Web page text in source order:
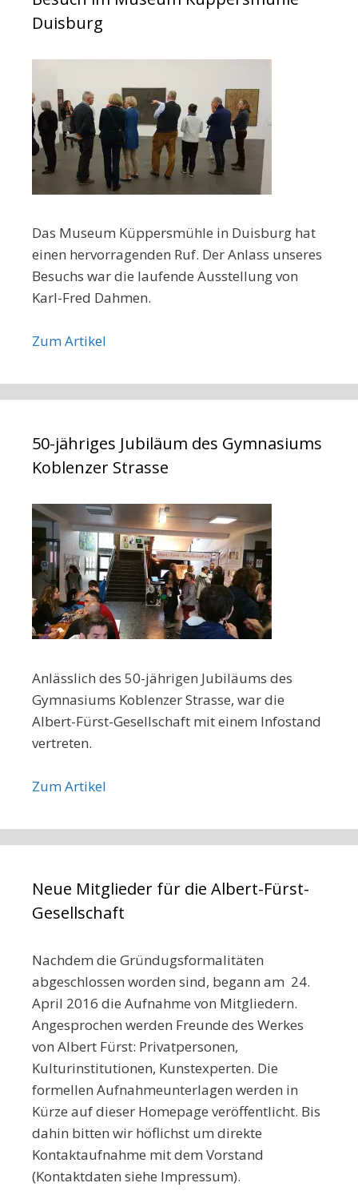
Duisburg
Das Museum Küppersmühle in Duisburg hat
einen hervorragenden Ruf. Der Anlass unseres
Besuchs war die laufende Ausstellung von
Karl-Fred Dahmen.
Zum Artikel
50-jähriges Jubiläum des Gymnasiums
Koblenzer Strasse
Anlässlich des 50-jährigen Jubiläums des
Gymnasiums Koblenzer Strasse, war die
Albert-Fürst-Gesellschaft mit einem Infostand
vertreten.
Zum Artikel
Neue Mitglieder für die Albert-Fürst-
Gesellschaft
Nachdem die Gründugsformalitäten
abgeschlossen worden sind, begann am 24.
April 2016 die Aufnahme von Mitgliedern.
Angesprochen werden Freunde des Werkes
von Albert Fürst: Privatpersonen,
Kulturinstitutionen, Kunstexperten. Die
formellen Aufnahmeunterlagen werden in
Kürze auf dieser Homepage veröffentlicht. Bis
dahin bitten wir höflichst um direkte
Kontaktaufnahme mit dem Vorstand
(Kontaktdaten siehe Impressum).